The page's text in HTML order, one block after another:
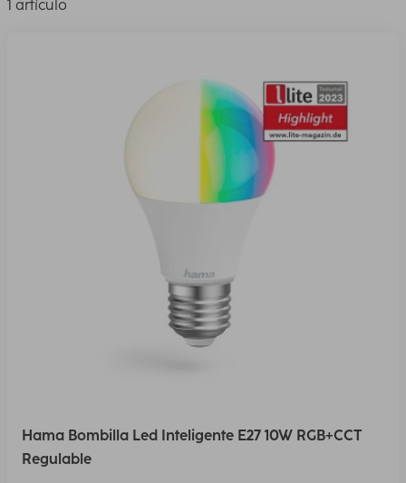
1 artículo
Hama Bombilla Led Inteligente E27 10W RGB+CCT
Regulable